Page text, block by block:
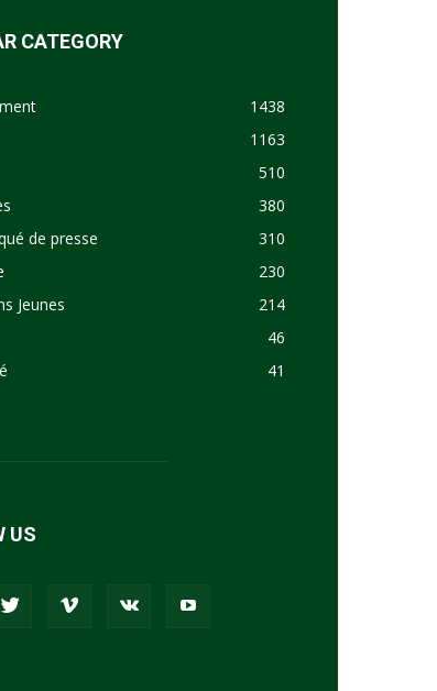
CATEGORY
1438
1163
510
380
de presse
310
230
Jeunes
214
46
41
US